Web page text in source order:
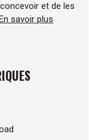
et de les
savoir plus